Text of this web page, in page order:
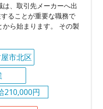
、取引先メーカーへ出
ることが重要な職務で
ら始まります。 その製
市北区
210,000円